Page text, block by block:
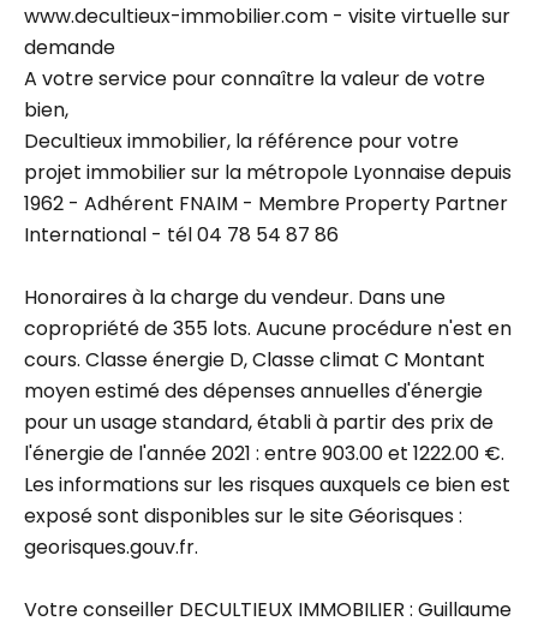
www.decultieux-immobilier.com - visite virtuelle sur
demande
A votre service pour connaître la valeur de votre
bien,
Decultieux immobilier, la référence pour votre
projet immobilier sur la métropole Lyonnaise depuis
1962 - Adhérent FNAIM - Membre Property Partner
International - tél 04 78 54 87 86
Honoraires à la charge du vendeur. Dans une
copropriété de 355 lots. Aucune procédure n'est en
cours. Classe énergie D, Classe climat C Montant
moyen estimé des dépenses annuelles d'énergie
pour un usage standard, établi à partir des prix de
l'énergie de l'année 2021 : entre 903.00 et 1222.00 €.
Les informations sur les risques auxquels ce bien est
exposé sont disponibles sur le site Géorisques :
georisques.gouv.fr.
Votre conseiller DECULTIEUX IMMOBILIER : Guillaume